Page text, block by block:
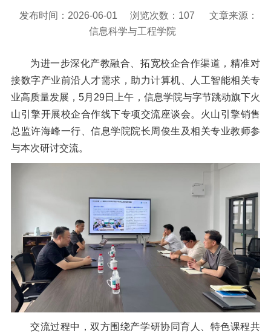
意见快递站
融合门户 校园邮箱 访客申请 WebVPN
发布时间：2026-06-01 浏览次数： 107
文章来源：
信息科学与工程学院
为进一步深化产教融合、拓宽校企合作渠道，精准对
接数字产业前沿人才需求，助力计算机、人工智能相关专
业高质量发展，5月29日 上午 ，信息学院与字节跳动旗下火
山引擎开展校企合作线下专项交流座谈会。火山引擎销售
总监许海峰一行、 信息学院院长周俊生 及相关专业教师参
与本次研讨交流。
交流过程中，双方围绕产学研协同育人、特色课程共